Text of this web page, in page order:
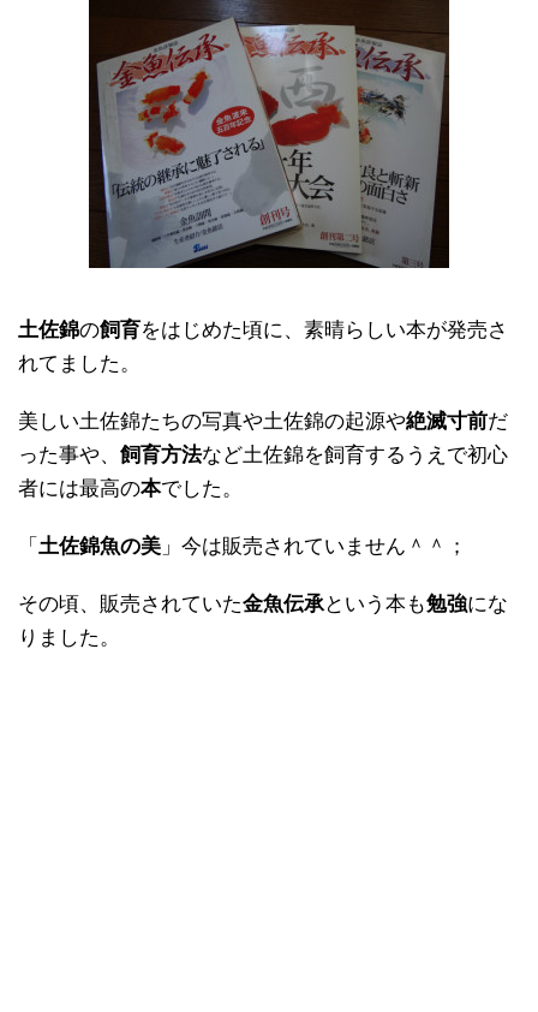
土佐錦の飼育をはじめた頃に、素晴らしい本が発売さ
れてました。
美しい土佐錦たちの写真や土佐錦の起源や絶滅寸前だ
った事や、 飼育方法など土佐錦を飼育するうえで初心
者には最高の本でした。
「 土佐錦魚の美 」今は販売されていません＾＾；
その頃、販売されていた金魚伝承という本も勉強にな
りました。